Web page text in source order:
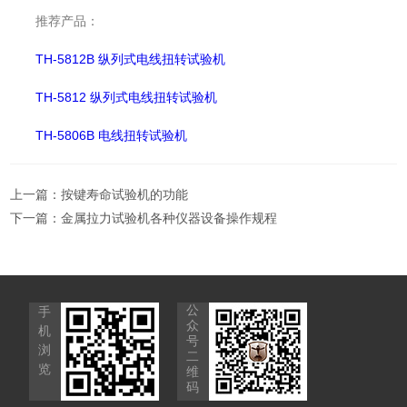
推荐产品：
TH-5812B 纵列式电线扭转试验机
TH-5812 纵列式电线扭转试验机
TH-5806B 电线扭转试验机
上一篇：按键寿命试验机的功能
下一篇：金属拉力试验机各种仪器设备操作规程
手
机
浏
览
公
众
号
二
维
码